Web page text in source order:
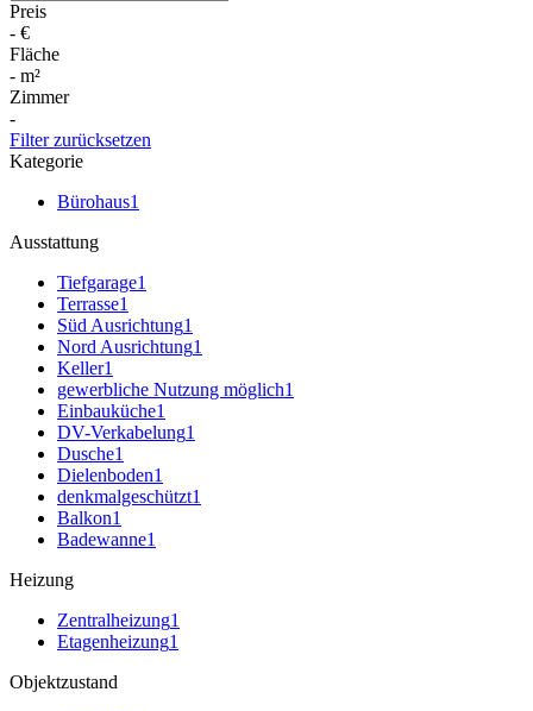
Preis
- €
Fläche
- m²
Zimmer
-
Filter zurücksetzen
Kategorie
Bürohaus1
Ausstattung
Tiefgarage1
Terrasse1
Süd Ausrichtung1
Nord Ausrichtung1
Keller1
gewerbliche Nutzung möglich1
Einbauküche1
DV-Verkabelung1
Dusche1
Dielenboden1
denkmalgeschützt1
Balkon1
Badewanne1
Heizung
Zentralheizung1
Etagenheizung1
Objektzustand